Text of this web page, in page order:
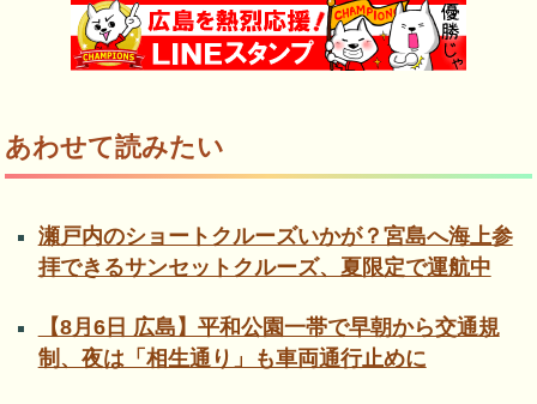
あわせて読みたい
瀬戸内のショートクルーズいかが？宮島へ海上参
拝できるサンセットクルーズ、夏限定で運航中
【8月6日 広島】平和公園一帯で早朝から交通規
制、夜は「相生通り」も車両通行止めに